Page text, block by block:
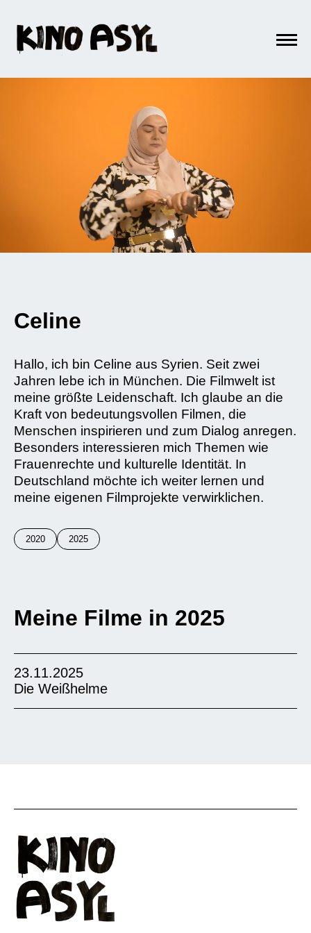
Celine
Hallo, ich bin Celine aus Syrien. Seit zwei
Jahren lebe ich in München. Die Filmwelt ist
meine größte Leidenschaft. Ich glaube an die
Kraft von bedeutungsvollen Filmen, die
Menschen inspirieren und zum Dialog anregen.
Besonders interessieren mich Themen wie
Frauenrechte und kulturelle Identität. In
Deutschland möchte ich weiter lernen und
meine eigenen Filmprojekte verwirklichen.
2020 2025
Meine Filme in 2025
23.11.2025
Die Weißhelme
Der Film „Die Weißhelme“ zeigt Männer in
Syrien, die nach Bombenangriffen Menschen
retten. Sie heißen „Weißhelme“. Diese Männer
arbeiten freiwillig – sie helfen Kindern, Frauen